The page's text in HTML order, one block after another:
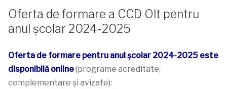
Oferta de formare a CCD Olt pentru
anul școlar 2024-2025
Oferta de formare pentru anul școlar 2024-2025 este
disponibilă online(programe acreditate,
complementare și avizate):